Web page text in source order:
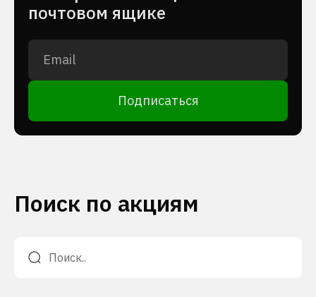
почтовом ящике
Подписаться
Поиск по акциям